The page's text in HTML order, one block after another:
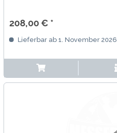
208,00 € *
Lieferbar ab 1. November 2026